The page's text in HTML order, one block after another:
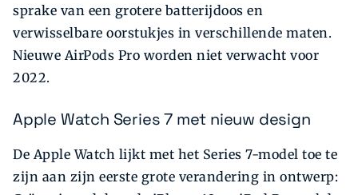
sprake van een grotere batterijdoos en
verwisselbare oorstukjes in verschillende maten.
Nieuwe AirPods Pro worden niet verwacht voor
2022.
Apple Watch Series 7 met nieuw design
De Apple Watch lijkt met het Series 7-model toe te
zijn aan zijn eerste grote verandering in ontwerp: